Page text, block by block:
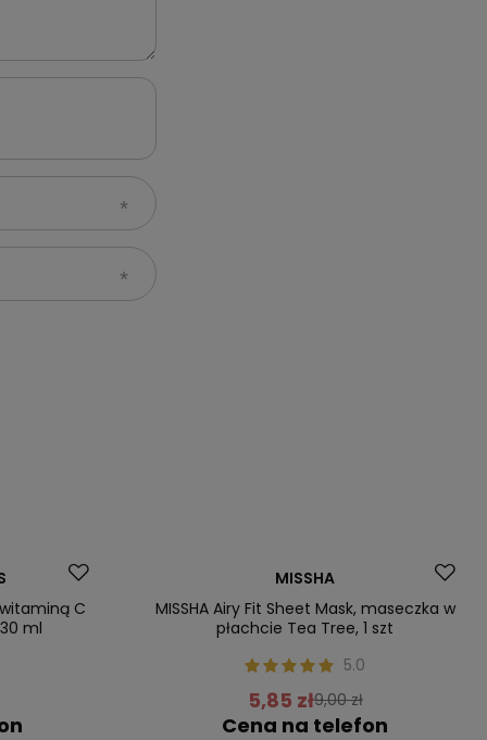
C
ml
MISSHA
MISSHA Airy Fit Sheet Mask, maseczka w
płachcie Tea Tree, 1 szt
5.0
5,85 zł9,00 zł
Cena na telefon